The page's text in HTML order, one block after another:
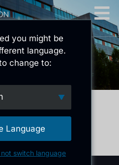
së
you might be
language.
change to:
Language
switch language